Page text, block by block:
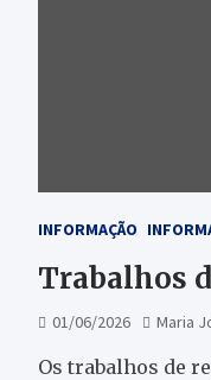
INFORMAÇÃO
Trabalhos
01/06/2026 Maria
Os trabalhos de